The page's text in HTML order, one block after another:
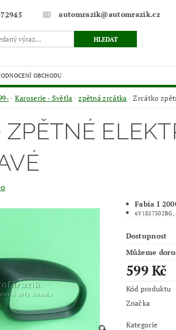
automrazik@automrazik.cz
OBCHODU
Karoserie - Světla zpětná zrcátka Zrcátko
ZPĚTNÉ
Fabia I
Dostupnost
Můžeme
599 Kč
Kód produktu
Značka
Kategorie